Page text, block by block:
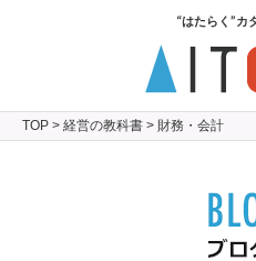
“はたらく”カ
TOP > 経営の教科書 > 財務・会計